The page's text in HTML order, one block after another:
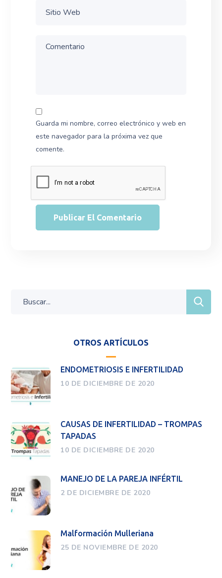
Guarda mi nombre, correo electrónico y web en
este navegador para la próxima vez que
comente.
OTROS ARTÍCULOS
ENDOMETRIOSIS E INFERTILIDAD
10 DE DICIEMBRE DE 2020
CAUSAS DE INFERTILIDAD – TROMPAS
TAPADAS
10 DE DICIEMBRE DE 2020
MANEJO DE LA PAREJA INFÉRTIL
2 DE DICIEMBRE DE 2020
Malformación Mulleriana
25 DE NOVIEMBRE DE 2020